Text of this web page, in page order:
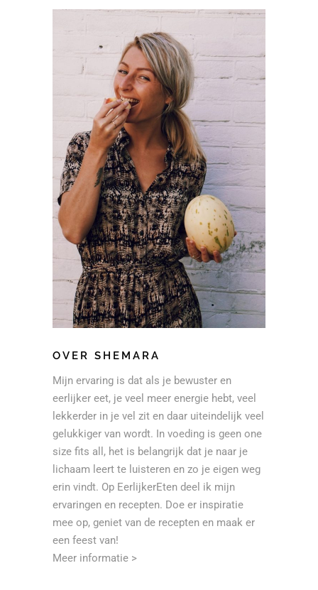
OVER SHEMARA
Mijn ervaring is dat als je bewuster en
eerlijker eet, je veel meer energie hebt, veel
lekkerder in je vel zit en daar uiteindelijk veel
gelukkiger van wordt. In voeding is geen one
size fits all, het is belangrijk dat je naar je
lichaam leert te luisteren en zo je eigen weg
erin vindt. Op EerlijkerEten deel ik mijn
ervaringen en recepten. Doe er inspiratie
mee op, geniet van de recepten en maak er
een feest van!
Meer informatie >